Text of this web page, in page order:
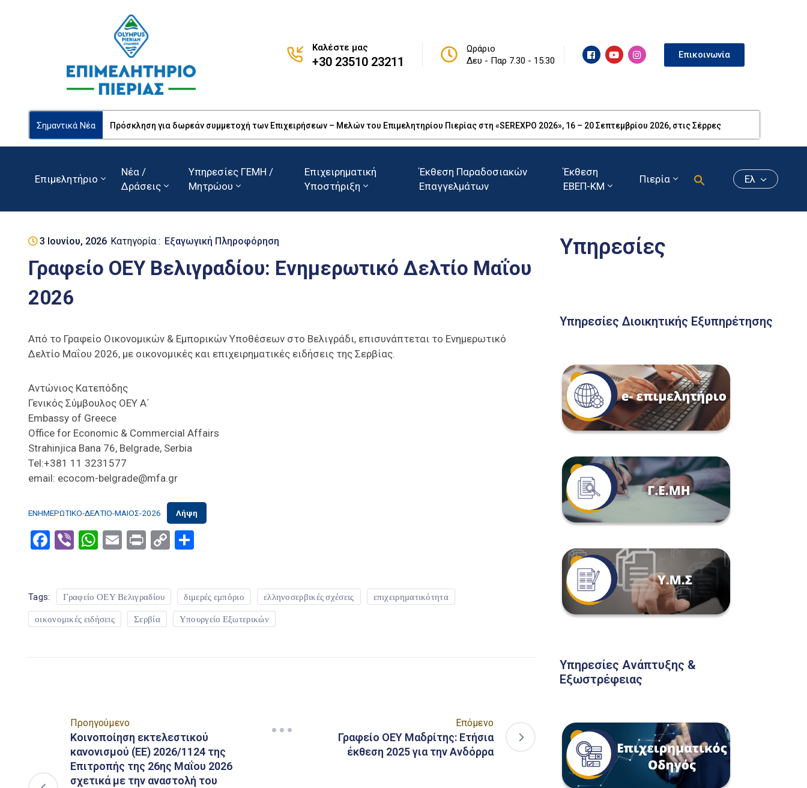
Καλέστε μας
+30 23510 23211
Ωράριο
Δευ - Παρ 7.30 - 15.30
Επικοινωνία
Σημαντικά Νέα Πρόσκληση για δωρεάν συμμετοχή των Επιχειρήσεων – Μελών του Επιμελητηρίου Πιερίας στη «SEREXPO 2026», 16 – 20 Σεπτεμβρίου 2026, στις Σέρρες
Επιμελητήριο
Νέα /
Δράσεις
Υπηρεσίες ΓΕΜΗ /
Μητρώου
Επιχειρηματική
Υποστήριξη
Έκθεση Παραδοσιακών
Επαγγελμάτων
Έκθεση
ΕΒΕΠ-ΚΜ
Πιερία Ελ
3 Ιουνίου, 2026 Κατηγορία : Εξαγωγική Πληροφόρηση
Γραφείο ΟΕΥ Βελιγραδίου: Ενημερωτικό Δελτίο Μαΐου
2026
Από το Γραφείο Οικονομικών & Εμπορικών Υποθέσεων στο Βελιγράδι, επισυνάπτεται το Ενημερωτικό
Δελτίο Μαΐου 2026, με οικονομικές και επιχειρηματικές ειδήσεις της Σερβίας.
Αντώνιος Κατεπόδης
Γενικός Σύμβουλος ΟΕΥ Α΄
Embassy of Greece
Office for Economic & Commercial Affairs
Strahinjica Bana 76, Belgrade, Serbia
Tel:+381 11 3231577
email: ecocom-belgrade@mfa.gr
ΕΝΗΜΕΡΩΤΙΚΟ-ΔΕΛΤΙΟ-ΜΑΙΟΣ-2026 Λήψη
Facebook
ViberWhatsApp
EmailPrintCopy
Tags: Γραφείο ΟΕΥ Βελιγραδίου διμερές εμπόριο ελληνοσερβικές σχέσεις επιχειρηματικότητα
οικονομικές ειδήσεις Σερβία Υπουργείο Εξωτερικών
Προηγούμενο
Κοινοποίηση εκτελεστικού
κανονισμού (ΕΕ) 2026/1124 της
Επιτροπής της 26ης Μαΐου 2026
σχετικά με την αναστολή του
Επόμενο
Γραφείο ΟΕΥ Μαδρίτης: Ετήσια
έκθεση 2025 για την Ανδόρρα
Υπηρεσίες
Υπηρεσίες Διοικητικής Εξυπηρέτησης
Υπηρεσίες Ανάπτυξης &
Εξωστρέφειας